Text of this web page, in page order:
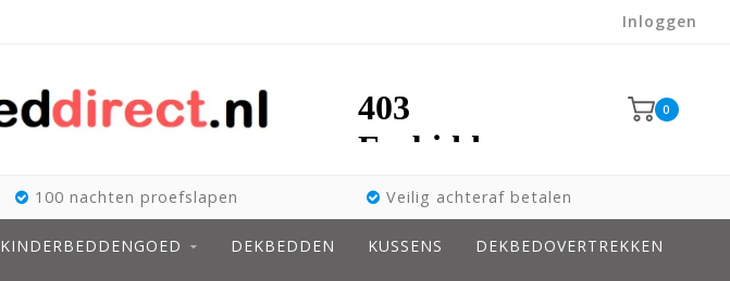
Inloggen
0
100 nachten proefslapen Veilig achteraf betalen
KINDERBEDDENGOED DEKBEDDEN KUSSENS DEKBEDOVERTREKKEN